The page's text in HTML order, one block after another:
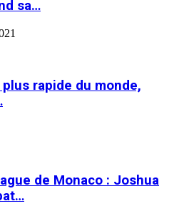
sa…
plus rapide du monde,
de Monaco : Joshua